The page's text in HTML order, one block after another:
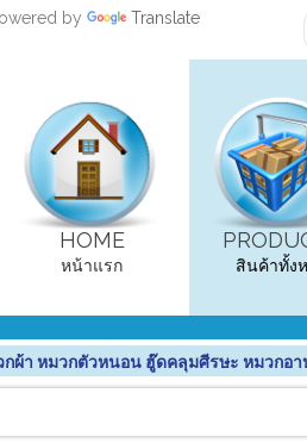
by Translate
HOME
หน้าแรก สินค้าทั้ง
วกผ้า หมวกตัวหนอน ฮู๊ดคลุมศีรษะ หมวกอา